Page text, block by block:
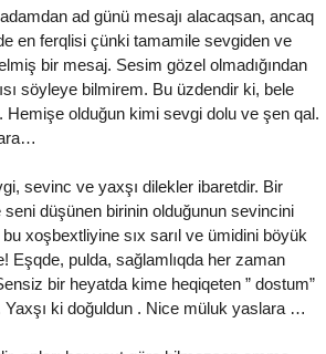
ad günü mesajı alacaqsan, ancaq
en ferqlisi çünki tamamile sevgiden ve
bir mesaj. Sesim gözel olmadığından
söyleye bilmirem. Bu üzdendir ki, bele
Hemişe olduğun kimi sevgi dolu ve şen qal.
sevinc ve yaxşı dilekler ibaretdir. Bir
seni düşünen birinin olduğunun sevincini
xoşbextliyine sıx sarıl ve ümidini böyük
Eşqde, pulda, sağlamlıqda her zaman
bir heyatda kime heqiqeten ” dostum”
ki doğuldun . Nice müluk yaslara …